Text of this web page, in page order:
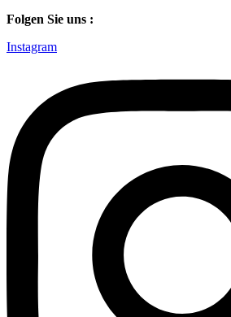
Folgen Sie uns :
Instagram